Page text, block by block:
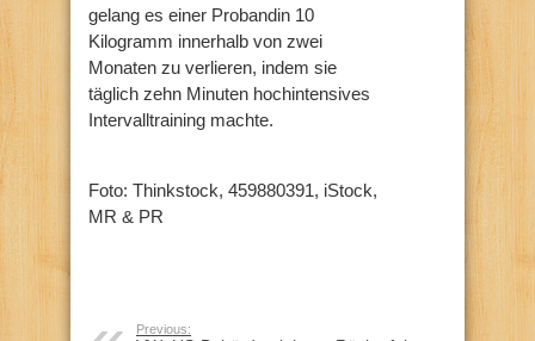
gelang es einer Probandin 10
Kilogramm innerhalb von zwei
Monaten zu verlieren, indem sie
täglich zehn Minuten hochintensives
Intervalltraining machte.
Foto: Thinkstock, 459880391, iStock,
MR & PR
Previous: